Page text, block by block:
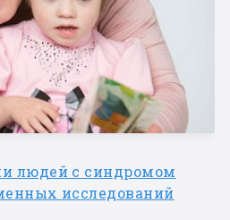
людей с синдромом
исследований